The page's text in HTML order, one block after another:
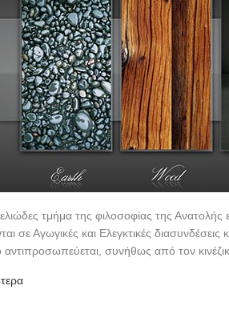
τμήμα της φιλοσοφίας της Ανατολής
σε Αγωγικές και Ελεγκτικές
αντιπροσωπεύεται, συνήθως από τον